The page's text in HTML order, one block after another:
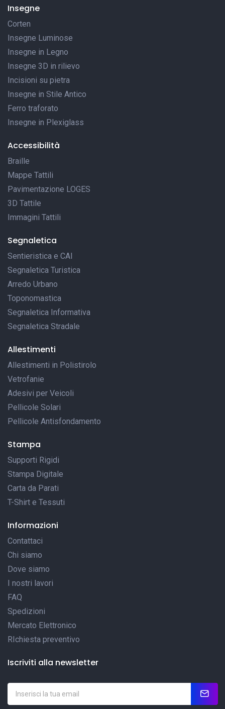
Insegne
Corten
Insegne Luminose
Insegne in Legno
Insegne 3D in rilievo
Incisioni su pietra
Insegne in Stile Antico
Ferro traforato
Insegne in Plexiglass
Accessibilità
Braille
Mappe Tattili
Pavimentazione LOGES
3D Tattile
Immagini Tattili
Segnaletica
Sentieristica e CAI
Segnaletica Turistica
Arredo Urbano
Toponomastica
Segnaletica Informativa
Segnaletica Stradale
Allestimenti
Allestimenti in Polistirolo
Vetrofanie
Adesivi per Veicoli
Pellicole Solari
Pellicole Antisfondamento
Stampa
Supporti Rigidi
Stampa Digitale
Carta da Parati
T-Shirt e Tessuti
Informazioni
Contattaci
Chi siamo
Dove siamo
I nostri lavori
FAQ
Spedizioni
Mercato Elettronico
RIchiesta preventivo
Iscriviti alla newsletter